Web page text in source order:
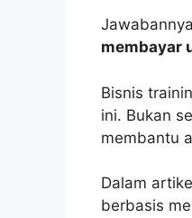
membayar
Bisnis
ini. Bukan
membantu
Dalam
berbasis